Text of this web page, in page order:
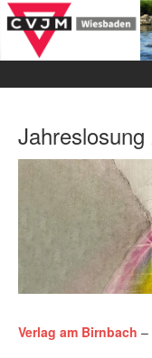
Jahreslosung
Verlag am Birnbach –